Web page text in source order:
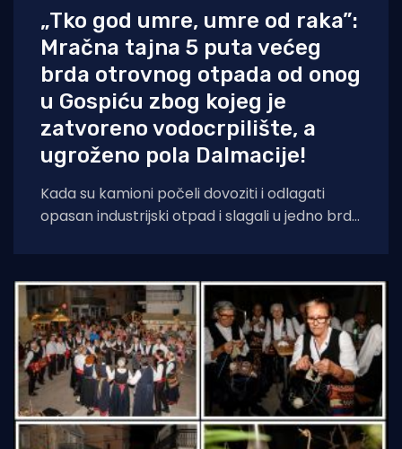
„Tko god umre, umre od raka”:
Mračna tajna 5 puta većeg
brda otrovnog otpada od onog
u Gospiću zbog kojeg je
zatvoreno vodocrpilište, a
ugroženo pola Dalmacije!
Kada su kamioni počeli dovoziti i odlagati
opasan industrijski otpad i slagali u jedno brdo